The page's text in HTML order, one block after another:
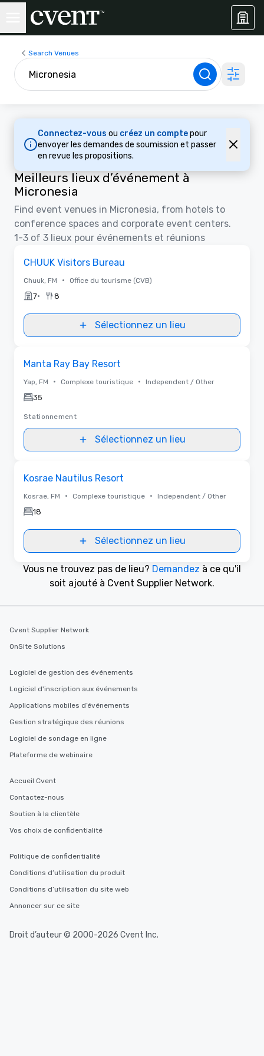
Search Venues
Connectez-vous ou créez un comptepour
envoyer les demandes de soumission et passer
en revue les propositions.
Meilleurs lieux d’événement à
Micronesia
Find event venues in Micronesia, from hotels to
conference spaces and corporate event centers.
1-3 of 3 lieux pour événements et réunions
CHUUK Visitors Bureau
Chuuk, FM • Office du tourisme (CVB)
7• 8
Sélectionnez un lieu
Manta Ray Bay Resort
Yap, FM • Complexe touristique • Independent / Other
35
Stationnement
Sélectionnez un lieu
Kosrae Nautilus Resort
Kosrae, FM • Complexe touristique • Independent / Other
18
Sélectionnez un lieu
Vous ne trouvez pas de lieu? Demandez à ce qu'il
soit ajouté à Cvent Supplier Network.
Cvent Supplier Network
OnSite Solutions
Logiciel de gestion des événements
Logiciel d'inscription aux événements
Applications mobiles d’événements
Gestion stratégique des réunions
Logiciel de sondage en ligne
Plateforme de webinaire
Accueil Cvent
Contactez-nous
Soutien à la clientèle
Vos choix de confidentialité
Politique de confidentialité
Conditions d’utilisation du produit
Conditions d’utilisation du site web
Annoncer sur ce site
Droit d’auteur © 2000-2026 Cvent Inc.